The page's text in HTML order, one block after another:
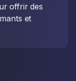
offrir des
et